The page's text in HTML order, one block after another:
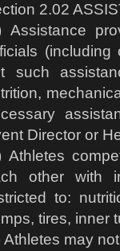
2.02
Assistance
such
Director or
Athletes
other with
to:
tires, inner
Athletes may